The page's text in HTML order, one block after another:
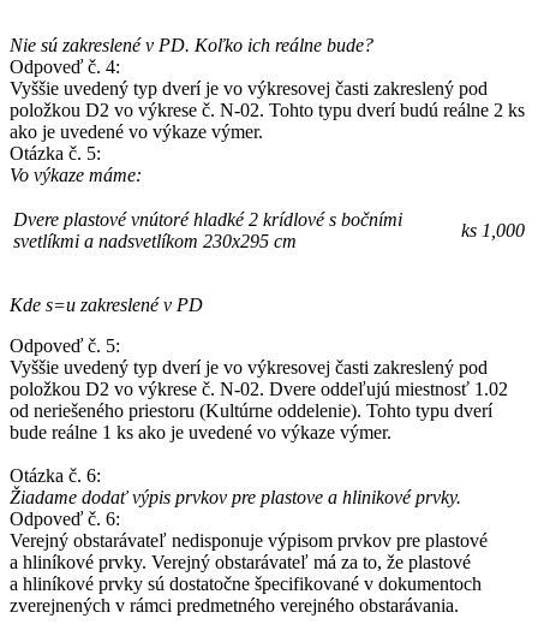
Nie sú zakreslené v PD. Koľko ich reálne bude?
Odpoveď č. 4:
Vyššie uvedený typ dverí je vo výkresovej časti zakreslený pod
položkou D2 vo výkrese č. N-02. Tohto typu dverí budú reálne 2 ks
ako je uvedené vo výkaze výmer.
Otázka č. 5:
Vo výkaze máme:
Dvere plastové vnútoré hladké 2 krídlové s bočními
svetlíkmi a nadsvetlíkom 230x295 cm
ks 1,000
Kde s=u zakreslené v PD
Odpoveď č. 5:
Vyššie uvedený typ dverí je vo výkresovej časti zakreslený pod
položkou D2 vo výkrese č. N-02. Dvere oddeľujú miestnosť 1.02
od neriešeného priestoru (Kultúrne oddelenie). Tohto typu dverí
bude reálne 1 ks ako je uvedené vo výkaze výmer.
Otázka č. 6:
Žiadame dodať výpis prvkov pre plastove a hlinikové prvky.
Odpoveď č. 6:
Verejný obstarávateľ nedisponuje výpisom prvkov pre plastové
a hliníkové prvky. Verejný obstarávateľ má za to, že plastové
a hliníkové prvky sú dostatočne špecifikované v dokumentoch
zverejnených v rámci predmetného verejného obstarávania.